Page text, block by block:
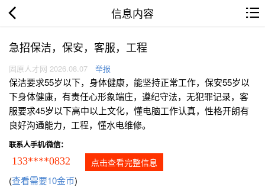
信息内容
急招保洁，保安，客服，工程
固原人才网 2026.08.07 举报
保洁要求55岁以下，身体健康，能坚持正常工作，保安55岁以
下身体健康，有责任心形象端庄，遵纪守法，无犯罪记录，客
服要求45岁以下高中以上文化，懂电脑工作认真，性格开朗有
良好沟通能力，工程，懂水电维修。
联系人手机/微信：
133****0832 点击查看完整信息
(查看需要10金币)